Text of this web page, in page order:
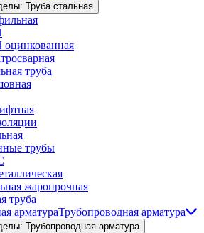
Труба стальная
труба
трубы
жаропрочная
труба
Трубопроводная арматура
Трубопроводная арматура